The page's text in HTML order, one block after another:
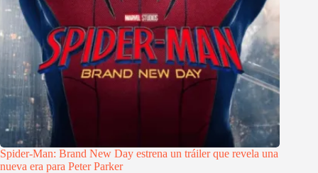
Spider-Man: Brand New Day estrena un tráiler que revela una
nueva era para Peter Parker